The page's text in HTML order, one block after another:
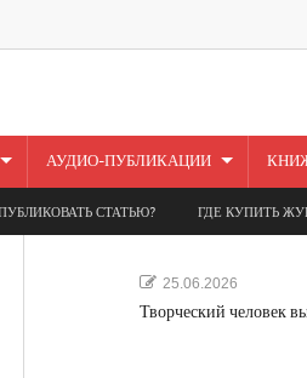
АУДИО-ПУБЛИКАЦИИ
СТАТЬЮ? ГДЕ КУПИТЬ
25.06.2026
Творческий человек